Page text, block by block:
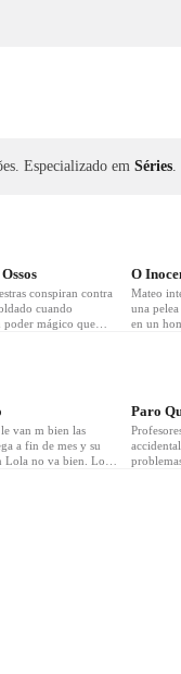
Especializado em Séries.
conspiran contra
cuando
poder mágico que
O
Mateo
una
en un
móvil de
van m bien las
a fin de mes y su
Lola no va bien. Lo
Paro